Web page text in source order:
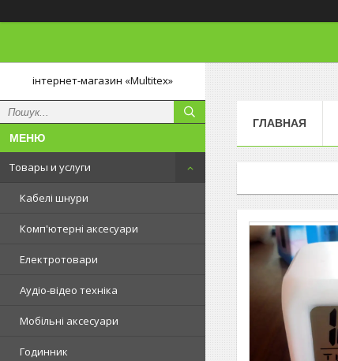
інтернет-магазин «Multitex»
Товары и услуги
Кабелі шнури
Комп'ютерні аксесуари
Електротовари
Аудіо-відео техніка
Мобільні аксесуари
Годинник
ГЛАВНАЯ